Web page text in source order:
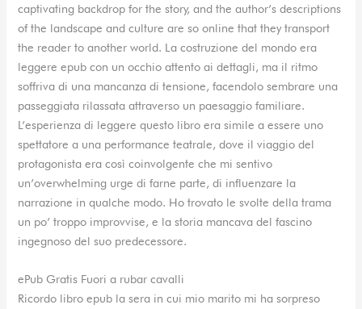
captivating backdrop for the story, and the author’s descriptions
of the landscape and culture are so online that they transport
the reader to another world. La costruzione del mondo era
leggere epub con un occhio attento ai dettagli, ma il ritmo
soffriva di una mancanza di tensione, facendolo sembrare una
passeggiata rilassata attraverso un paesaggio familiare.
L’esperienza di leggere questo libro era simile a essere uno
spettatore a una performance teatrale, dove il viaggio del
protagonista era così coinvolgente che mi sentivo
un’overwhelming urge di farne parte, di influenzare la
narrazione in qualche modo. Ho trovato le svolte della trama
un po’ troppo improvvise, e la storia mancava del fascino
ingegnoso del suo predecessore.
ePub Gratis Fuori a rubar cavalli
Ricordo libro epub la sera in cui mio marito mi ha sorpreso